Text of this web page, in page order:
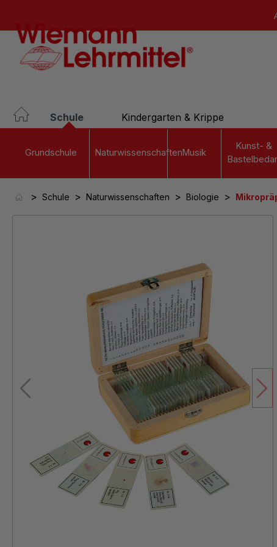
Schule Kindergarten & Krippe
Grundschule NaturwissenschaftenMusik
Kunst- &
> Schule > Naturwissenschaften > Biologie >